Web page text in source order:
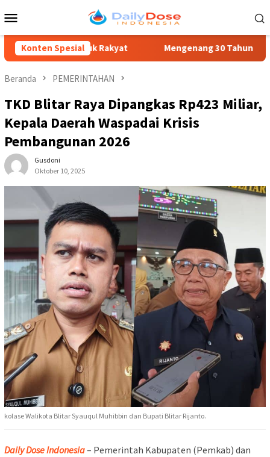
ke
Mobile
Konten Spesial
untuk Rakyat Mengenang 30 Tahun Tragedi
Beranda PEMERINTAHAN
TKD Blitar Raya Dipangkas Rp423 Miliar,
Kepala Daerah Waspadai Krisis
Pembangunan 2026
Gusdoni
Oktober 10, 2025
kolase Walikota Blitar Syauqul Muhibbin dan Bupati Blitar Rijanto.
Daily Dose Indonesia– Pemerintah Kabupaten (Pemkab) dan